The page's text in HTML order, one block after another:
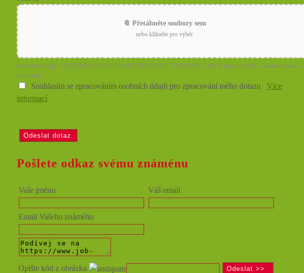
📎 Přetáhněte soubory sem
nebo klikněte pro výběr
Povolené typy: PDF, XLS, XLSX, CSV, JPG, JPEG, PNG, TXT, DOC, DOCX (max 10 MB / soubor, max 5
souborů)
Souhlasím se zpracováním osobních údajů pro zpracování mého dotazu
Více
informací
Pošlete odkaz svému známénu
Vaše jméno Váš email
Email Vašeho známého
Opište kód z obrázku